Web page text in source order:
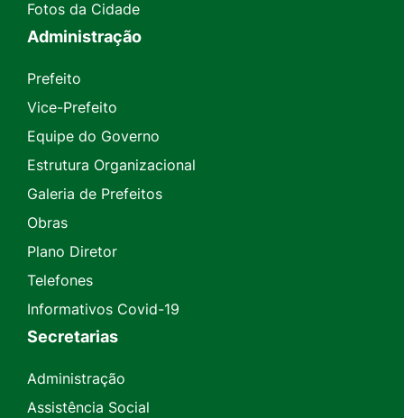
Fotos da Cidade
Administração
Prefeito
Vice-Prefeito
Equipe do Governo
Estrutura Organizacional
Galeria de Prefeitos
Obras
Plano Diretor
Telefones
Informativos Covid-19
Secretarias
Administração
Assistência Social